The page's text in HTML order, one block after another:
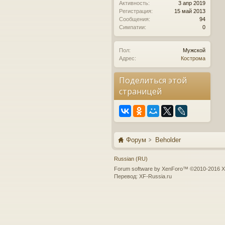
Активность:
3 апр 2019
Регистрация:
15 май 2013
Сообщения:
94
Симпатии:
0
Пол:
Мужской
Адрес:
Кострома
Поделиться этой
страницей
Форум Beholder
Russian (RU)
Forum software by XenForo™ ©2010-2016
Перевод: XF-Russia.ru